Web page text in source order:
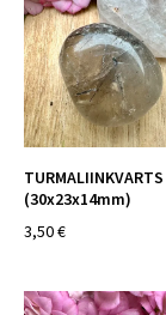
TURMALIINKVARTS
(30x23x14mm)
3,50 €